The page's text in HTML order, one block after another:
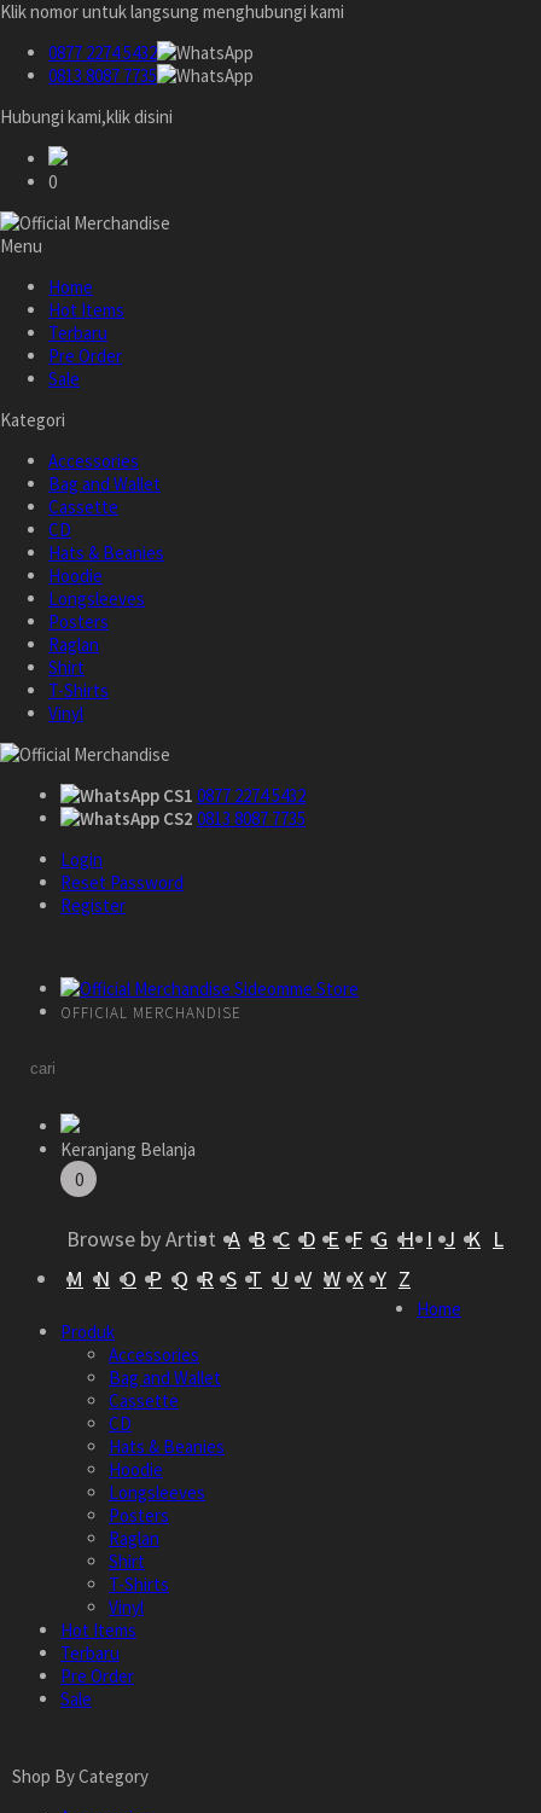
Klik nomor untuk langsung menghubungi kami
0877 2274 5432
0813 8087 7735
Hubungi kami,klik disini
0
Menu
Home
Hot Items
Terbaru
Pre Order
Sale
Kategori
Accessories
Bag and Wallet
Cassette
CD
Hats & Beanies
Hoodie
Longsleeves
Posters
Raglan
Shirt
T-Shirts
Vinyl
CS1 0877 2274 5432
CS2 0813 8087 7735
Login
Reset Password
Register
OFFICIAL MERCHANDISE
Keranjang Belanja
0
Browse by Artist A B C D E F G H I J K L
M N O P Q R S T U V W X Y Z
Home
Produk
Accessories
Bag and Wallet
Cassette
CD
Hats & Beanies
Hoodie
Longsleeves
Posters
Raglan
Shirt
T-Shirts
Vinyl
Hot Items
Terbaru
Pre Order
Sale
Shop By Category